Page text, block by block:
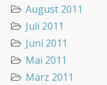
August 2011
Juli 2011
Juni 2011
Mai 2011
März 2011